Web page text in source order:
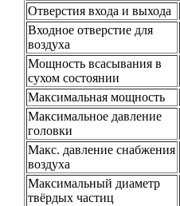
Отверстия входа и выхода
Входное отверстие для
воздуха
Мощность всасывания в
сухом состоянии
Максимальная мощность
Максимальное давление
головки
Макс. давление снабжения
воздуха
Максимальный диаметр
твёрдых частиц